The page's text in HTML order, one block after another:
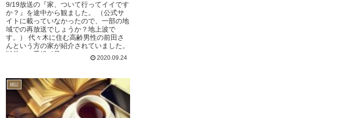
9/19放送の『家、ついて行ってイイです
か？』を途中から観ました。 （公式サ
イトに載っていなかったので、一部の地
域での再放送でしょうか？地上波で
す。） 代々木に住む高齢男性の前田さ
んという方の家が紹介されていました。
以前この番組で見...
2020.09.24
雑記